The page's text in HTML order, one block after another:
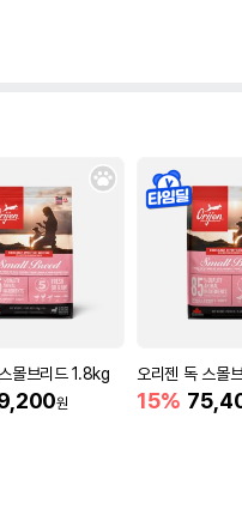
몰브리드 1.8kg
원
오리젠 독 스몰
15%